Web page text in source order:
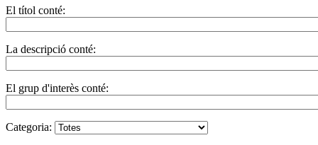
El títol conté:
La descripció conté:
El grup d'interès conté:
Categoria: